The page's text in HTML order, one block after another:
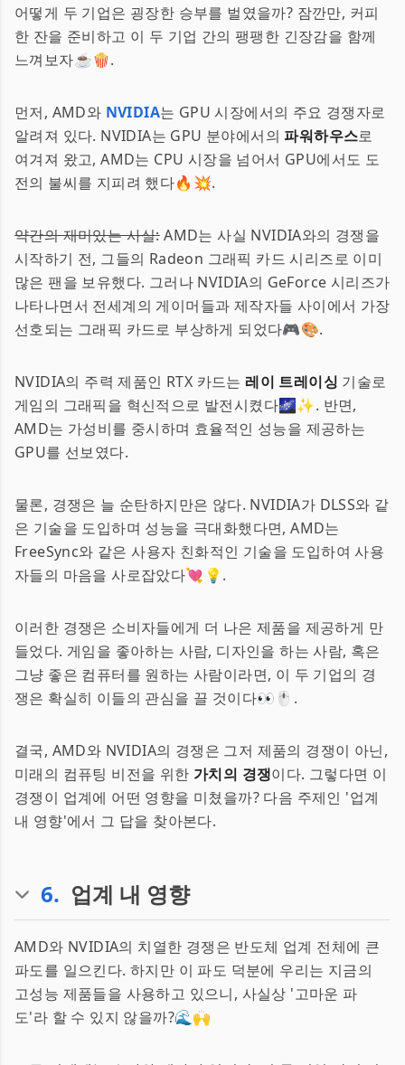
어떻게 두 기업은 굉장한 승부를 벌였을까? 잠깐만, 커피
한 잔을 준비하고 이 두 기업 간의 팽팽한 긴장감을 함께
느껴보자☕️🍿.
먼저, AMD와 NVIDIA는 GPU 시장에서의 주요 경쟁자로
알려져 있다. NVIDIA는 GPU 분야에서의파워하우스로
여겨져 왔고, AMD는 CPU 시장을 넘어서 GPU에서도 도
전의 불씨를 지피려 했다🔥💥.
약간의 재미있는 사실:AMD는 사실 NVIDIA와의 경쟁을
시작하기 전, 그들의 Radeon 그래픽 카드 시리즈로 이미
많은 팬을 보유했다. 그러나 NVIDIA의 GeForce 시리즈가
나타나면서 전세계의 게이머들과 제작자들 사이에서 가장
선호되는 그래픽 카드로 부상하게 되었다🎮🎨.
NVIDIA의 주력 제품인 RTX 카드는 레이 트레이싱 기술로
게임의 그래픽을 혁신적으로 발전시켰다🌌✨. 반면,
AMD는 가성비를 중시하며 효율적인 성능을 제공하는
GPU를 선보였다.
물론, 경쟁은 늘 순탄하지만은 않다. NVIDIA가 DLSS와 같
은 기술을 도입하며 성능을 극대화했다면, AMD는
FreeSync와 같은 사용자 친화적인 기술을 도입하여 사용
자들의 마음을 사로잡았다💘💡.
이러한 경쟁은 소비자들에게 더 나은 제품을 제공하게 만
들었다. 게임을 좋아하는 사람, 디자인을 하는 사람, 혹은
그냥 좋은 컴퓨터를 원하는 사람이라면, 이 두 기업의 경
쟁은 확실히 이들의 관심을 끌 것이다👀🖱️.
결국, AMD와 NVIDIA의 경쟁은 그저 제품의 경쟁이 아닌,
미래의 컴퓨팅 비전을 위한 가치의 경쟁이다. 그렇다면 이
경쟁이 업계에 어떤 영향을 미쳤을까? 다음 주제인 '업계
내 영향'에서 그 답을 찾아본다.
6. 업계 내 영향
AMD와 NVIDIA의 치열한 경쟁은 반도체 업계 전체에 큰
파도를 일으킨다. 하지만 이 파도 덕분에 우리는 지금의
고성능 제품들을 사용하고 있으니, 사실상 '고마운 파
도'라 할 수 있지 않을까?🌊🙌